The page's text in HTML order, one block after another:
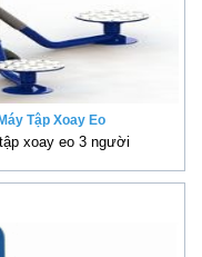
Tập Xoay Eo
xoay eo 3 người